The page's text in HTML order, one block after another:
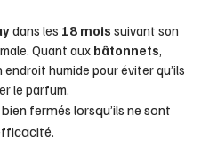
dans les 18 mois suivant son
Quant aux bâtonnets,
humide pour éviter qu’ils
le parfum.
fermés lorsqu’ils ne sont